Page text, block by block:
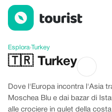
Scopri Turkey
Esplora› Turkey
🇹🇷 Turkey
Dove l'Europa incontra l'Asia
Moschea Blu e dai bazar di
alle crociere in gulet della